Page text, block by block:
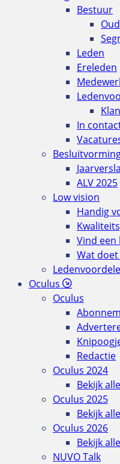
Bestuur
Leden
Ereleden
In
ALV 2025
Low vision
Handig
Vind een
Wat
Oculus
Oculus
Redactie
Oculus 2024
Bekijk
Oculus 2025
Bekijk
Oculus 2026
Bekijk
NUVO Talk